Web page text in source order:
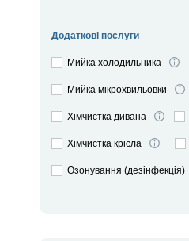
Додаткові послуги
Мийка холодильника
Мийка мікрохвильовки
Хімчистка дивана
Хімчистка крісла
Озонування (дезінфекція)